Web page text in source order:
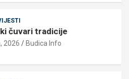
čuvari tradicije
2026 Budica Info